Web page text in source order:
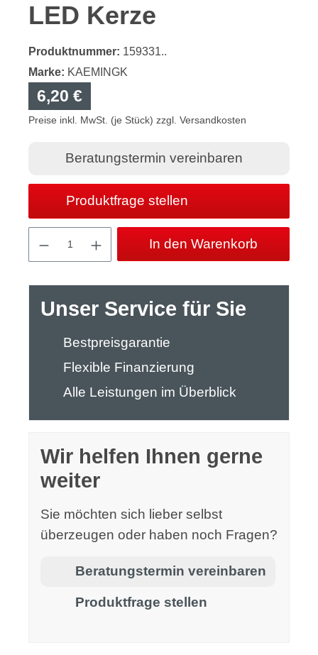
LED Kerze
Produktnummer: 159331..
Marke: KAEMINGK
6,20 €
Preise inkl. MwSt. (je Stück) zzgl. Versandkosten
Beratungstermin vereinbaren
Produktfrage stellen
Produkt Anzahl: Gib den gewünschten
In den Warenkorb
Unser Service für Sie
Bestpreisgarantie
Flexible Finanzierung
Alle Leistungen im Überblick
Wir helfen Ihnen gerne
weiter
Sie möchten sich lieber selbst
überzeugen oder haben noch Fragen?
Beratungstermin vereinbaren
Produktfrage stellen